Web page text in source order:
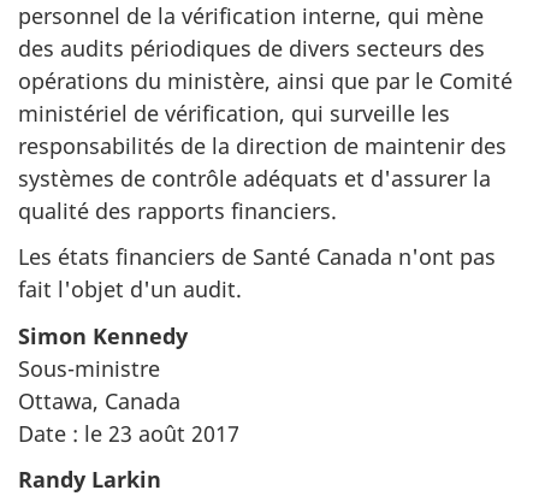
personnel de la vérification interne, qui mène
des audits périodiques de divers secteurs des
opérations du ministère, ainsi que par le Comité
ministériel de vérification, qui surveille les
responsabilités de la direction de maintenir des
systèmes de contrôle adéquats et d'assurer la
qualité des rapports financiers.
Les états financiers de Santé Canada n'ont pas
fait l'objet d'un audit.
Simon Kennedy
Sous-ministre
Ottawa, Canada
Date : le 23 août 2017
Randy Larkin